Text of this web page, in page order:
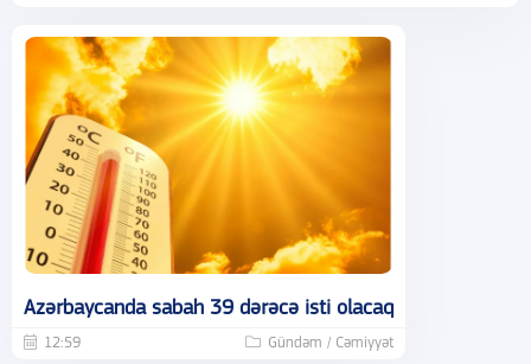
Azərbaycanda sabah 39 dərəcə isti olacaq
12:59 Gündəm / Cəmiyyət